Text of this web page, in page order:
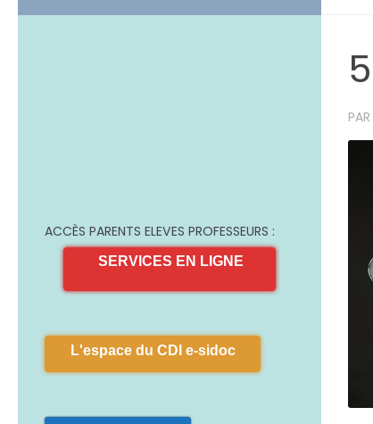
5
PAR
ACCÈS PARENTS ELEVES PROFESSEURS :
SERVICES EN LIGNE
L'espace du CDI e-sidoc